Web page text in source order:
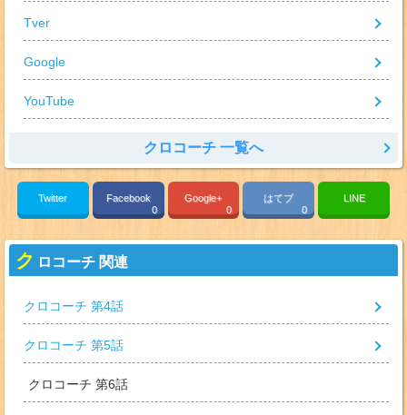
Tver
Google
YouTube
クロコーチ 一覧へ
Twitter
Facebook
0
Google+
0
はてブ
0
LINE
ク ロコーチ 関連
クロコーチ 第4話
クロコーチ 第5話
クロコーチ 第6話